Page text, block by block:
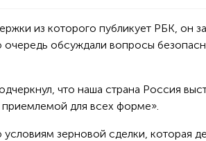
из которого публикует РБК, он
обсуждали вопросы
что наша страна Россия
для всех форме».
зерновой сделки, которая